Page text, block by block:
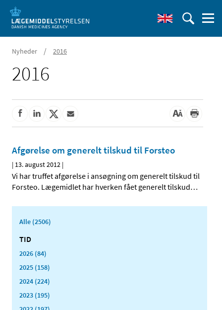
Nyheder / 2016
2016
Afgørelse om generelt tilskud til Forsteo
| 13. august 2012 |
Vi har truffet afgørelse i ansøgning om generelt tilskud til
Forsteo. Lægemidlet har hverken fået generelt tilskud…
Alle (2506)
TID
2026 (84)
2025 (158)
2024 (224)
2023 (195)